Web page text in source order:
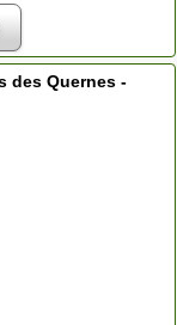
des Quernes -